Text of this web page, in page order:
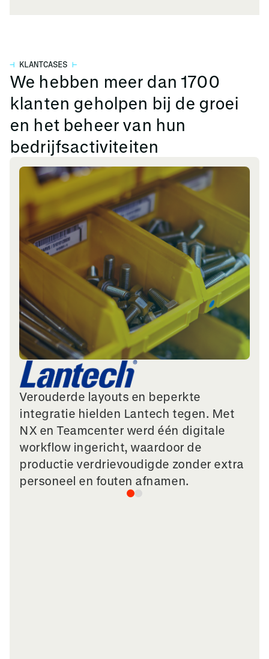
⊣ KLANTCASES ⊢
We hebben meer dan 1700
klanten geholpen bij de groei
en het beheer van hun
bedrijfsactiviteiten
Verouderde layouts en beperkte
integratie hielden Lantech tegen. Met
NX en Teamcenter werd één digitale
workflow ingericht, waardoor de
productie verdrievoudigde zonder extra
personeel en fouten afnamen.